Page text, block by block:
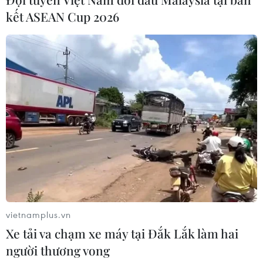
kết ASEAN Cup 2026
vietnamplus.vn
Xe tải va chạm xe máy tại Đắk Lắk làm hai
người thương vong